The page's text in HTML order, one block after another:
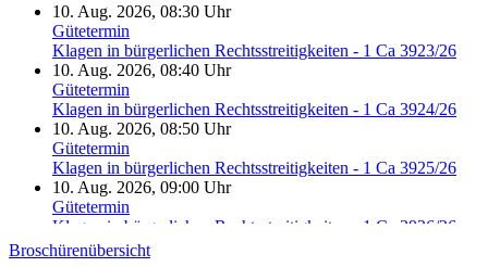
10. Aug. 2026, 08:30 Uhr
Gütetermin
Klagen in bürgerlichen Rechtsstreitigkeiten - 1 Ca 3923/26
10. Aug. 2026, 08:40 Uhr
Gütetermin
Klagen in bürgerlichen Rechtsstreitigkeiten - 1 Ca 3924/26
10. Aug. 2026, 08:50 Uhr
Gütetermin
Klagen in bürgerlichen Rechtsstreitigkeiten - 1 Ca 3925/26
10. Aug. 2026, 09:00 Uhr
Gütetermin
Klagen in bürgerlichen Rechtsstreitigkeiten - 1 Ca 3926/26
10. Aug. 2026, 09:00 Uhr
Broschürenübersicht